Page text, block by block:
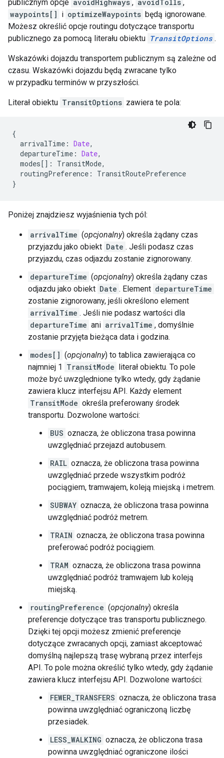
publicznym opcje avoidHighways , avoidTolls ,
waypoints[]
i optimizeWaypoints będą ignorowane.
Możesz określić opcje routingu dotyczące transportu
publicznego za pomocą literału obiektu TransitOptions .
Wskazówki dojazdu transportem publicznym są zależne od
czasu. Wskazówki dojazdu będą zwracane tylko
w przypadku terminów w przyszłości.
Literał obiektu TransitOptions zawiera te pola:
{
arrivalTime : Date,
departureTime : Date,
modes [] : TransitMode,
routingPreference :
TransitRoutePreference
}
Poniżej znajdziesz wyjaśnienia tych pól:
arrivalTime (opcjonalny) określa żądany czas
przyjazdu jako obiekt Date . Jeśli podasz czas
przyjazdu, czas odjazdu zostanie zignorowany.
departureTime (opcjonalny) określa żądany czas
odjazdu jako obiekt Date . Element departureTime
zostanie zignorowany, jeśli określono element
arrivalTime . Jeśli nie podasz wartości dla
departureTime ani arrivalTime , domyślnie
zostanie przyjęta bieżąca data i godzina.
modes[]
(opcjonalny) to tablica zawierająca co
najmniej 1
TransitMode
literał obiektu. To pole
może być uwzględnione tylko wtedy, gdy żądanie
zawiera klucz interfejsu API. Każdy element
TransitMode określa preferowany środek
transportu. Dozwolone wartości:
BUS oznacza, że obliczona trasa powinna
uwzględniać przejazd autobusem.
RAIL oznacza, że obliczona trasa powinna
uwzględniać przede wszystkim podróż
pociągiem, tramwajem, koleją miejską i metrem.
SUBWAY oznacza, że obliczona trasa powinna
uwzględniać podróż metrem.
TRAIN oznacza, że obliczona trasa powinna
preferować podróż pociągiem.
TRAM oznacza, że obliczona trasa powinna
uwzględniać podróż tramwajem lub koleją
miejską.
routingPreference (opcjonalny) określa
preferencje dotyczące tras transportu publicznego.
Dzięki tej opcji możesz zmienić preferencje
dotyczące zwracanych opcji, zamiast akceptować
domyślną najlepszą trasę wybraną przez interfejs
API. To pole można określić tylko wtedy, gdy żądanie
zawiera klucz interfejsu API. Dozwolone wartości:
FEWER_TRANSFERS oznacza, że obliczona trasa
powinna uwzględniać ograniczoną liczbę
przesiadek.
LESS_WALKING oznacza, że obliczona trasa
powinna uwzględniać ograniczone ilości